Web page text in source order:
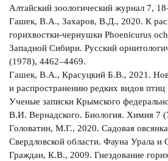
Алтайский зоологический журнал 7,
Гашек, В.А., Захаров, В.Д., 2020. К
горихвостки-чернушки Phoenicurus
Западной Сибири. Русский
(1978), 4462–4469.
Гашек, В.А., Красуцкий Б.В., 2021.
и распространению редких видов птиц
Ученые записки Крымского
В.И. Вернадского. Биология. Химия 7
Головатин, М.Г., 2020. Садовая
Свердловской области. Фауна Урала и
Граждан, К.В., 2009. Гнездование